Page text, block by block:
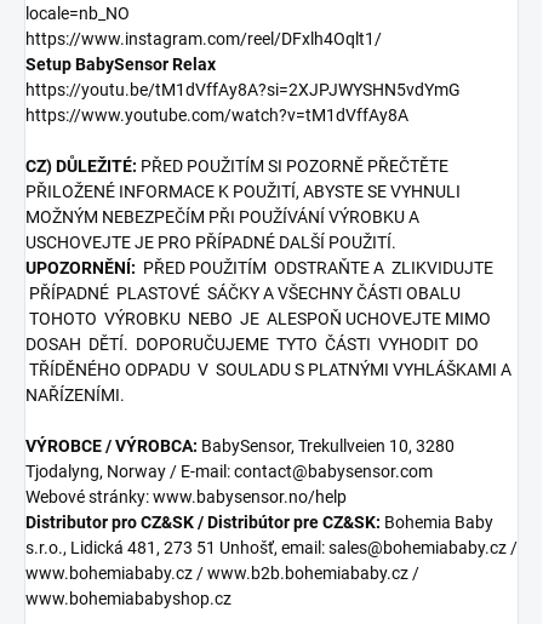
locale=nb_NO
https://www.instagram.com/reel/DFxlh4Oqlt1/
Setup BabySensor Relax
https://youtu.be/tM1dVffAy8A?si=2XJPJWYSHN5vdYmG
https://www.youtube.com/watch?v=tM1dVffAy8A
CZ) DŮLEŽITÉ: PŘED POUŽITÍM SI POZORNĚ PŘEČTĚTE
PŘILOŽENÉ INFORMACE K POUŽITÍ, ABYSTE SE VYHNULI
MOŽNÝM NEBEZPEČÍM PŘI POUŽÍVÁNÍ VÝROBKU A
USCHOVEJTE JE PRO PŘÍPADNÉ DALŠÍ POUŽITÍ.
UPOZORNĚNÍ: PŘED POUŽITÍM ODSTRAŇTE A ZLIKVIDUJTE
PŘÍPADNÉ PLASTOVÉ SÁČKY A VŠECHNY ČÁSTI OBALU
TOHOTO VÝROBKU NEBO JE ALESPOŇ UCHOVEJTE MIMO
DOSAH DĚTÍ. DOPORUČUJEME TYTO ČÁSTI VYHODIT DO
TŘÍDĚNÉHO ODPADU V SOULADU S PLATNÝMI VYHLÁŠKAMI A
NAŘÍZENÍMI.
VÝROBCE / VÝROBCA: BabySensor, Trekullveien 10, 3280
Tjodalyng, Norway / E-mail: contact@babysensor.com
Webové stránky: www.babysensor.no/help
Distributor pro CZ&SK / Distribútor pre CZ&SK: Bohemia Baby
s.r.o., Lidická 481, 273 51 Unhošť, email: sales@bohemiababy.cz /
www.bohemiababy.cz / www.b2b.bohemiababy.cz /
www.bohemiababyshop.cz